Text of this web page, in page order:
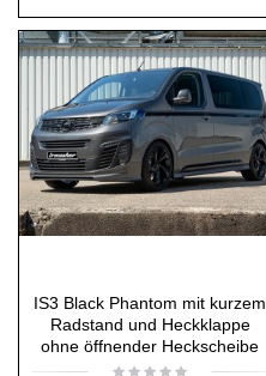
IS3 Black Phantom mit kurzem
Radstand und Heckklappe
ohne öffnender Heckscheibe